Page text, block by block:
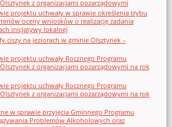
z organizacjami pozarządowymi
projektu uchwały w sprawie określenia trybu
oceny wniosków o realizację zadania
inicjatywy lokalnej
ciszy na jeziorach w gminie Olsztynek –
projektu uchwały Rocznego Programu
z organizacjami pozarządowymi na rok
projektu uchwały Rocznego Programu
z organizacjami pozarządowymi na rok
w sprawie przyjęcia Gminnego Programu
Problemów Alkoholowych oraz